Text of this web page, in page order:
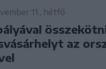
11., hétfő
az